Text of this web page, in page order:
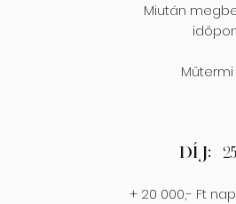
Miután
Díj:
+ 20 000,- Ft